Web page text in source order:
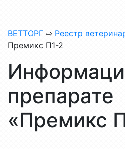
ВЕТТОРГ ⇨ Реестр
Премикс П1-2
препарате
«Премикс